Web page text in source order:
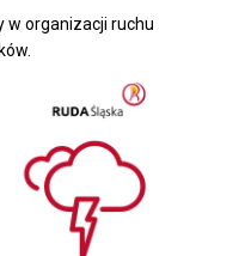
w organizacji ruchu